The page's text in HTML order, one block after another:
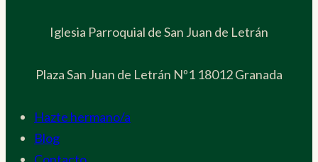
Iglesia Parroquial de San Juan de Letrán
Plaza San Juan de Letrán Nº1 18012 Granada
Hazte hermano/a
Blog